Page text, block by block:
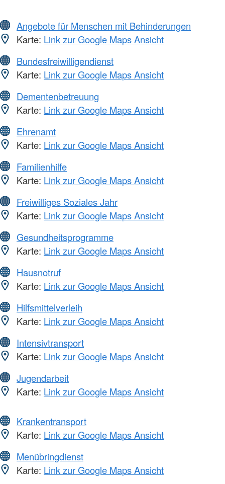
Angebote für Menschen mit Behinderungen
Karte: Link zur Google Maps Ansicht
Bundesfreiwilligendienst
Karte: Link zur Google Maps Ansicht
Dementenbetreuung
Karte: Link zur Google Maps Ansicht
Ehrenamt
Karte: Link zur Google Maps Ansicht
Familienhilfe
Karte: Link zur Google Maps Ansicht
Freiwilliges Soziales Jahr
Karte: Link zur Google Maps Ansicht
Gesundheitsprogramme
Karte: Link zur Google Maps Ansicht
Hausnotruf
Karte: Link zur Google Maps Ansicht
Hilfsmittelverleih
Karte: Link zur Google Maps Ansicht
Intensivtransport
Karte: Link zur Google Maps Ansicht
Jugendarbeit
Karte: Link zur Google Maps Ansicht
Krankentransport
Karte: Link zur Google Maps Ansicht
Menübringdienst
Karte: Link zur Google Maps Ansicht